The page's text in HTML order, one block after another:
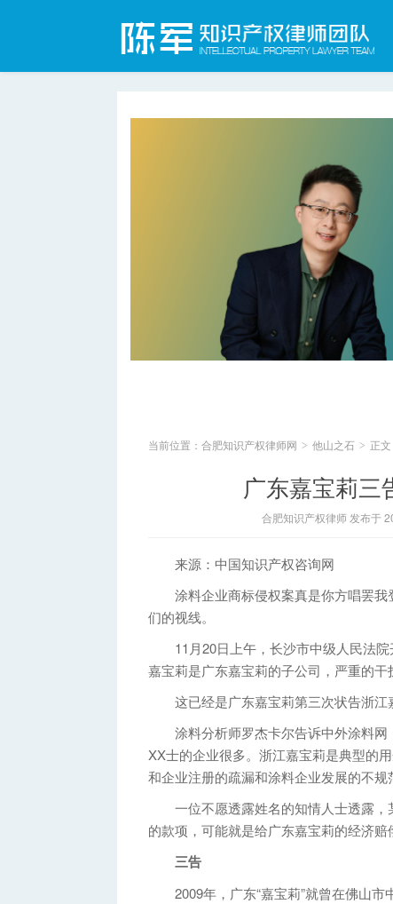
当前位置： 合肥知识产权律师网 > 他山之石 > 正文
广东嘉宝莉三
合肥知识产权律师 发布于
来源：中国知识产权咨询网
涂料企业商标侵权案真是你方唱罢我
们的视线。
11月20日上午，长沙市中级人民法院
嘉宝莉是广东嘉宝莉的子公司，严重的干
这已经是广东嘉宝莉第三次状告浙江
涂料分析师罗杰卡尔告诉中外涂料网
XX士的企业很多。浙江嘉宝莉是典型的
和企业注册的疏漏和涂料企业发展的不规
一位不愿透露姓名的知情人士透露，
的款项，可能就是给广东嘉宝莉的经济赔
三告
2009年，广东“嘉宝莉”就曾在佛山市